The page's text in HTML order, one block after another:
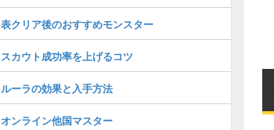
表クリア後のおすすめモンスター
スカウト成功率を上げるコツ
ルーラの効果と入手方法
オンライン他国マスター